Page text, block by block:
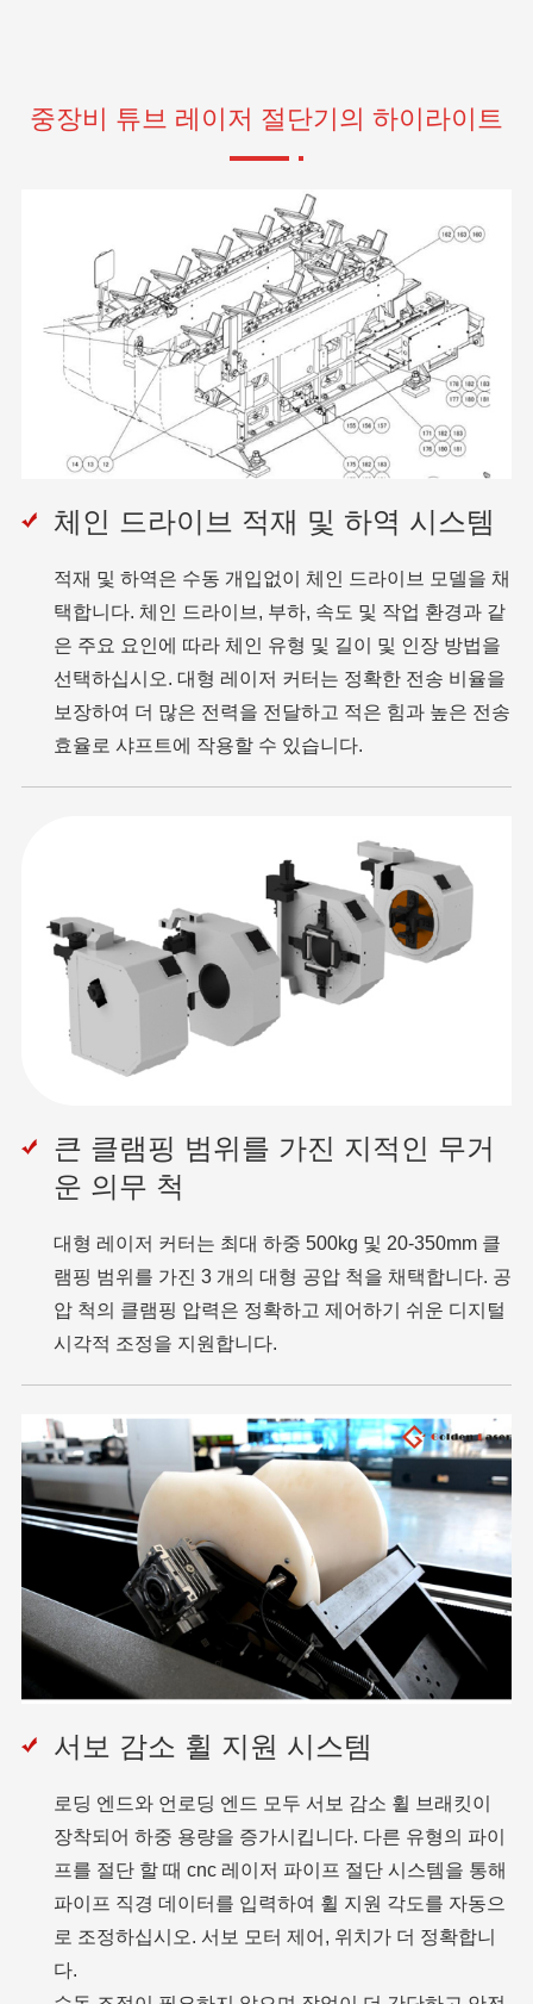
중장비 튜브 레이저 절단기의 하이라이트
체인 드라이브 적재 및 하역 시스템
적재 및 하역은 수동 개입없이 체인 드라이브 모델을 채
택합니다. 체인 드라이브, 부하, 속도 및 작업 환경과 같
은 주요 요인에 따라 체인 유형 및 길이 및 인장 방법을
선택하십시오. 대형 레이저 커터는 정확한 전송 비율을
보장하여 더 많은 전력을 전달하고 적은 힘과 높은 전송
효율로 샤프트에 작용할 수 있습니다.
큰 클램핑 범위를 가진 지적인 무거
운 의무 척
대형 레이저 커터는 최대 하중 500kg 및 20-350mm 클
램핑 범위를 가진 3 개의 대형 공압 척을 채택합니다. 공
압 척의 클램핑 압력은 정확하고 제어하기 쉬운 디지털
시각적 조정을 지원합니다.
서보 감소 휠 지원 시스템
로딩 엔드와 언로딩 엔드 모두 서보 감소 휠 브래킷이
장착되어 하중 용량을 증가시킵니다. 다른 유형의 파이
프를 절단 할 때 cnc 레이저 파이프 절단 시스템을 통해
파이프 직경 데이터를 입력하여 휠 지원 각도를 자동으
로 조정하십시오. 서보 모터 제어, 위치가 더 정확합니
다.